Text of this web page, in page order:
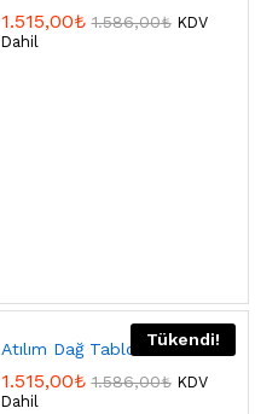
1.515,00₺ 1.586,00₺ KDV
Dahil
Tükendi!
Atılım Dağ Tablo Set
1.515,00₺ 1.586,00₺ KDV
Dahil